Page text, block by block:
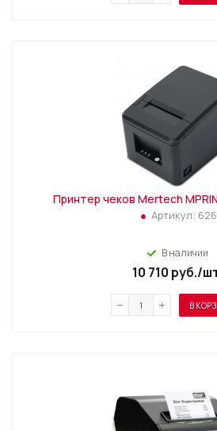
Принтер чеков Mertech
Артикул:
В наличии
10 710 руб./
В